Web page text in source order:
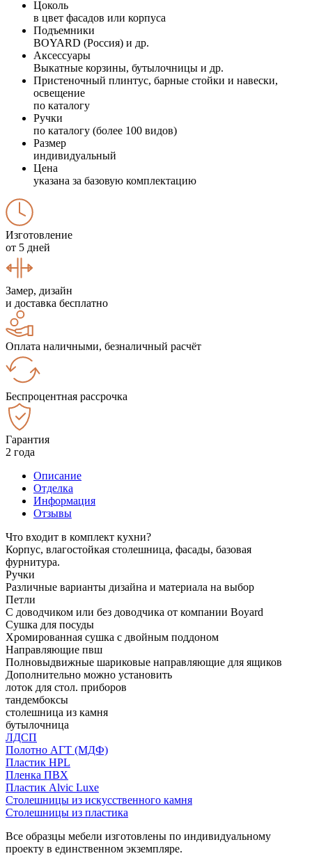
Цоколь
в цвет фасадов или корпуса
Подъемники
BOYARD (Россия) и др.
Аксессуары
Выкатные корзины, бутылочницы и др.
Пристеночный плинтус, барные стойки и навески,
освещение
по каталогу
Ручки
по каталогу (более 100 видов)
Размер
индивидуальный
Цена
указана за базовую комплектацию
Изготовление
от 5 дней
Замер, дизайн
и доставка бесплатно
Оплата наличными, безналичный расчёт
Беспроцентная рассрочка
Гарантия
2 года
Описание
Отделка
Информация
Отзывы
Что входит в комплект кухни?
Корпус, влагостойкая столешница, фасады, базовая
фурнитура.
Ручки
Различные варианты дизайна и материала на выбор
Петли
С доводчиком или без доводчика от компании Boyard
Сушка для посуды
Хромированная сушка с двойным поддоном
Направляющие пвш
Полновыдвижные шариковые направляющие для ящиков
Дополнительно можно установить
лоток для стол. приборов
тандембоксы
столешница из камня
бутылочница
ЛДСП
Полотно АГТ (МДФ)
Пластик HPL
Пленка ПВХ
Пластик Alvic Luxe
Столешницы из искусственного камня
Столешницы из пластика
Все образцы мебели изготовлены по индивидуальному
проекту в единственном экземпляре.